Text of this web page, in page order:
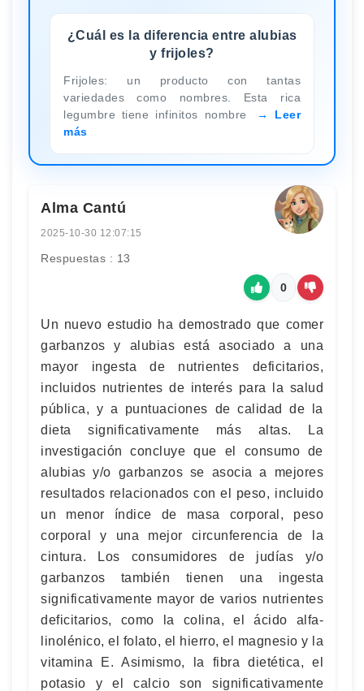
¿Cuál es la diferencia entre alubias
y frijoles?
Frijoles: un producto con tantas
variedades como nombres. Esta rica
legumbre tiene infinitos nombre
Leer
más
Alma Cantú
2025-10-30 12:07:15
Respuestas : 13
0
Un nuevo estudio ha demostrado que comer
garbanzos y alubias está asociado a una
mayor ingesta de nutrientes deficitarios,
incluidos nutrientes de interés para la salud
pública, y a puntuaciones de calidad de la
dieta significativamente más altas. La
investigación concluye que el consumo de
alubias y/o garbanzos se asocia a mejores
resultados relacionados con el peso, incluido
un menor índice de masa corporal, peso
corporal y una mejor circunferencia de la
cintura. Los consumidores de judías y/o
garbanzos también tienen una ingesta
significativamente mayor de varios nutrientes
deficitarios, como la colina, el ácido alfa-
linolénico, el folato, el hierro, el magnesio y la
vitamina E. Asimismo, la fibra dietética, el
potasio y el calcio son significativamente